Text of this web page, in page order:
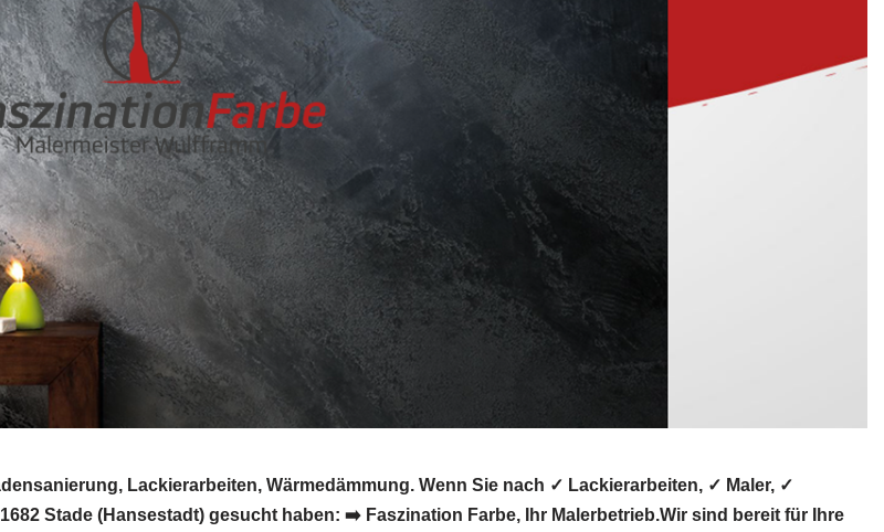
Lackierarbeiten, Wärmedämmung. Wenn Sie nach ✓ Lackierarbeiten, ✓ Maler, ✓
Stade (Hansestadt) gesucht haben: ➡️ Faszination Farbe, Ihr Malerbetrieb.Wir sind bereit für Ihre